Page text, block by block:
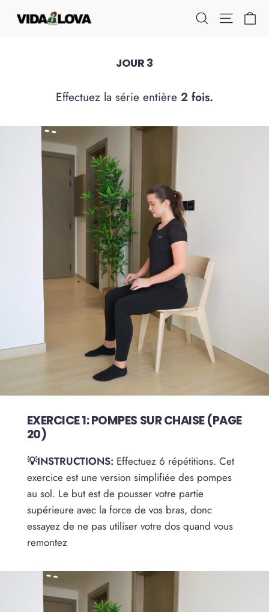
para
Pesquisar
JOUR 3
Effectuez la série entière 2 fois.
EXERCICE 1: POMPES SUR CHAISE (PAGE
20)
💡INSTRUCTIONS: Effectuez 6 répétitions. Cet
exercice est une version simplifiée des pompes
au sol. Le but est de pousser votre partie
supérieure avec la force de vos bras, donc
essayez de ne pas utiliser votre dos quand vous
remontez